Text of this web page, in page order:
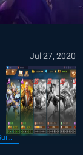
Jul 27, 2020
Character Guide